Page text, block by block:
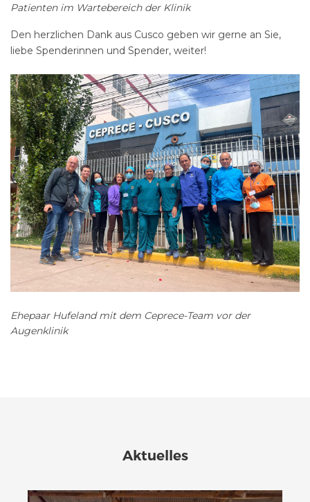
Patienten im Wartebereich der Klinik
Den herzlichen Dank aus Cusco geben wir gerne an Sie,
liebe Spenderinnen und Spender, weiter!
Ehepaar Hufeland mit dem Ceprece-Team vor der
Augenklinik
Aktuelles